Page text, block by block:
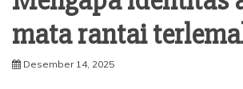
mata rantai
Desember 14, 2025